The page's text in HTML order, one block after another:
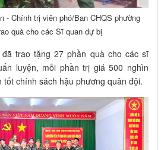
- Chính trị viên phó/Ban CHQS phường
quà cho các Sĩ quan dự bị
trao tặng 27 phần quà cho các sĩ
luyện, mỗi phần trị giá 500 nghìn
chính sách hậu phương quân đội.